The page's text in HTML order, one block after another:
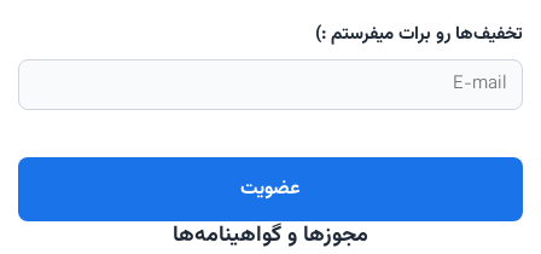
تخفیف‌ها رو برات میفرستم :)
مجوزها و گواهینامه‌ها